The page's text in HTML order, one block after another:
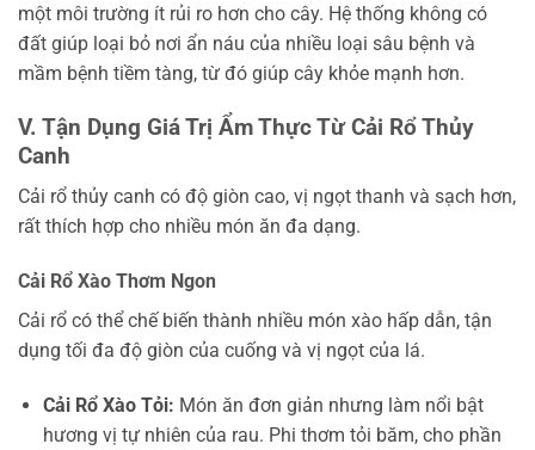
một môi trường ít rủi ro hơn cho cây. Hệ thống không có
đất giúp loại bỏ nơi ẩn náu của nhiều loại sâu bệnh và
mầm bệnh tiềm tàng, từ đó giúp cây khỏe mạnh hơn.
V. Tận Dụng Giá Trị Ẩm Thực Từ Cải Rổ Thủy
Canh
Cải rổ thủy canh có độ giòn cao, vị ngọt thanh và sạch hơn,
rất thích hợp cho nhiều món ăn đa dạng.
Cải Rổ Xào Thơm Ngon
Cải rổ có thể chế biến thành nhiều món xào hấp dẫn, tận
dụng tối đa độ giòn của cuống và vị ngọt của lá.
Cải Rổ Xào Tỏi: Món ăn đơn giản nhưng làm nổi bật
hương vị tự nhiên của rau. Phi thơm tỏi băm, cho phần